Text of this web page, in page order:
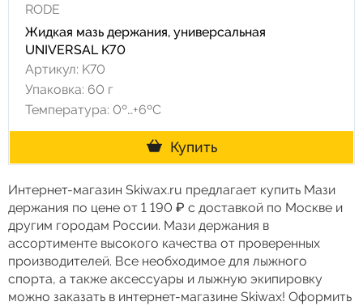
RODE
Жидкая мазь держания, универсальная
UNIVERSAL K70
Артикул: K70
Упаковка: 60 г
Температура: 0º…+6ºC
Купить
Интернет-магазин Skiwax.ru предлагает купить Мази
держания по цене от 1 190 ₽ с доставкой по Москве и
другим городам России. Мази держания в
ассортименте высокого качества от проверенных
производителей. Все необходимое для лыжного
спорта, а также аксессуары и лыжную экипировку
можно заказать в интернет-магазине Skiwax! Оформить